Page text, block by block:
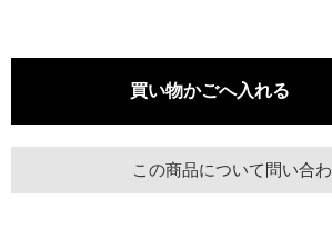
この商品について問い合